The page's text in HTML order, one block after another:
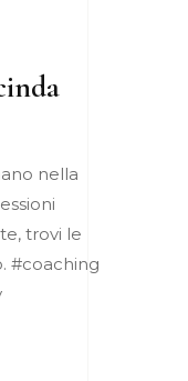
nella
trovi le
#coaching